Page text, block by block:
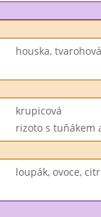
houska,
krupicová
rizoto s tuňákem
loupák, ovoce,